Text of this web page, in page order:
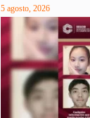
5 agosto, 2026